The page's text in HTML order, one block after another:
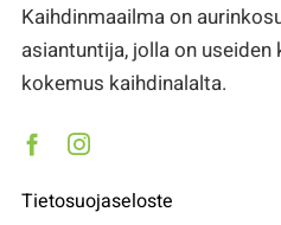
Kaihdinmaailma on
asiantuntija, jolla on
kokemus kaihdinalalta.
Tietosuojaseloste